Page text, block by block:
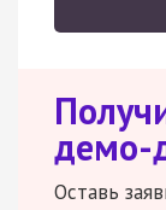
демо-
Оставь